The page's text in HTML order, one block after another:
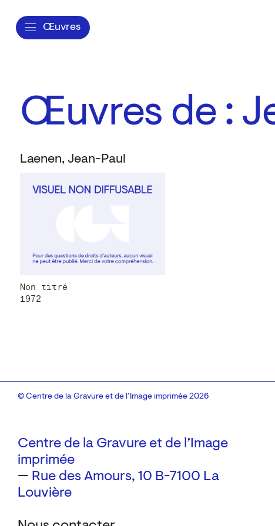
Œuvres
Œuvres de :
Laenen, Jean-Paul
Non titré
1972
Centre de la Gravure et de l’Image
imprimée
— Rue des Amours, 10 B-7100 La
Louvière
© Centre de la Gravure et de l’Image imprimée 2026